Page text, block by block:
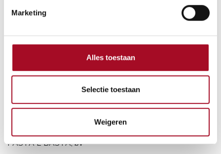
Marketing
Alles toestaan
Selectie toestaan
Weigeren
PASTA E BASTA, bv